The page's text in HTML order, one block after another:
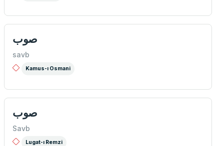
صوب
savb
Kamus-ı Osmani
صوب
Savb
Lugat-ı Remzi